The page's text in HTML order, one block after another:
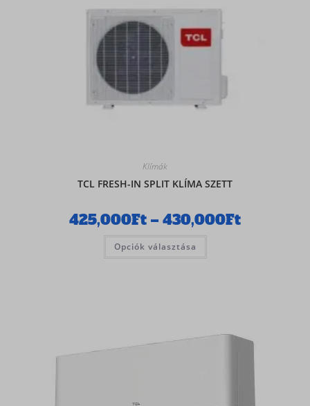
Klímák
TCL FRESH-IN SPLIT KLÍMA SZETT
425,000Ft – 430,000Ft
Opciók választása